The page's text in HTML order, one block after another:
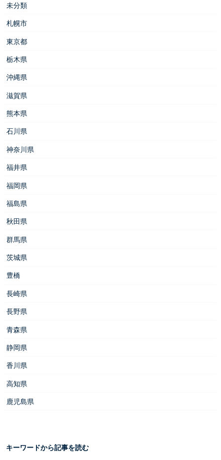
未分類
札幌市
東京都
栃木県
沖縄県
滋賀県
熊本県
石川県
神奈川県
福井県
福岡県
福島県
秋田県
群馬県
茨城県
豊橋
長崎県
長野県
青森県
静岡県
香川県
高知県
鹿児島県
キーワードから記事を読む